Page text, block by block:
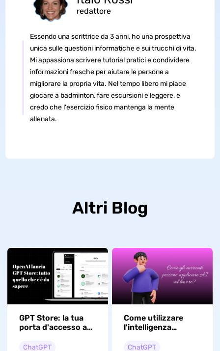
redattore
Essendo una scrittrice da 3 anni, ho una prospettiva
unica sulle questioni informatiche e sui trucchi di vita.
Mi appassiona scrivere tutorial pratici e condividere
informazioni fresche per aiutare le persone a
migliorare la propria vita. Nel tempo libero mi piace
giocare a badminton, fare escursioni e leggere, e
credo che l'esercizio fisico mantenga la mente
allenata.
Altri Blog
GPT Store: la tua
porta d'accesso a
ChatGPT
Come utilizzare
l'intelligenza
avvocato?
ChatGPT